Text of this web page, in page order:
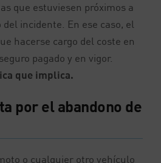
que estuviesen próximos a
incidente. En ese caso, el
hacerse cargo del coste en
pagado y en vigor.
que implica.
por el abandono de
o cualquier otro vehículo